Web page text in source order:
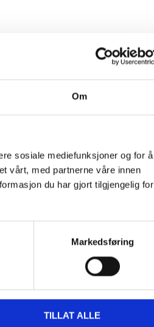
Om
sosiale mediefunksjoner og for å
vårt, med partnerne våre innen
du har gjort tilgjengelig for
Markedsføring
TILLAT ALLE